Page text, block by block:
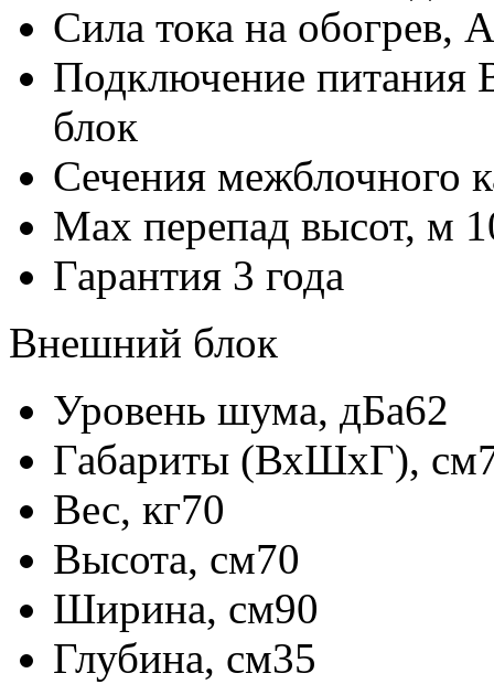
Сила тока на обогрев,
Подключение питания
блок
Сечения межблочного
Max перепад высот, м
Гарантия 3 года
Внешний блок
Уровень шума, дБа62
Габариты (ВхШхГ), см
Вес, кг70
Высота, см70
Ширина, см90
Глубина, см35